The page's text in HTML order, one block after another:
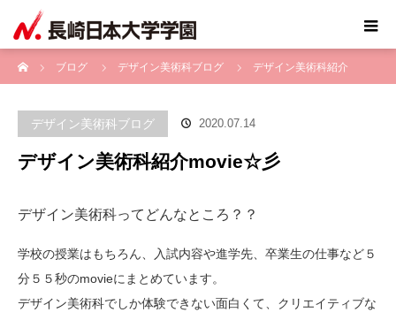
ブログ
デザイン美術科ブログ デザイン美術科紹介
デザイン美術科ブログ 2020.07.14
デザイン美術科紹介movie☆彡
デザイン美術科ってどんなところ？？
学校の授業はもちろん、入試内容や進学先、卒業生の仕事など５
分５５秒のmovieにまとめています。
デザイン美術科でしか体験できない面白くて、クリエイティブな